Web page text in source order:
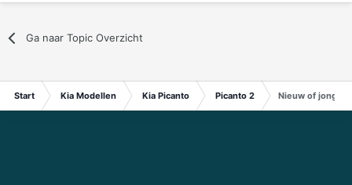
Ga naar Topic Overzicht
Start Kia Modellen Kia Picanto Picanto 2 Nieuw of jong